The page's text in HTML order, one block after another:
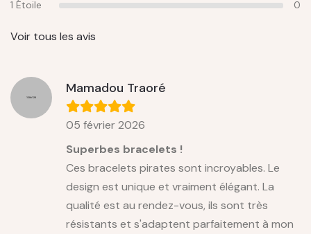
1 Étoile
0
Voir tous les avis
Mamadou Traoré
05 février 2026
Superbes bracelets !
Ces bracelets pirates sont incroyables. Le
design est unique et vraiment élégant. La
qualité est au rendez-vous, ils sont très
résistants et s'adaptent parfaitement à mon